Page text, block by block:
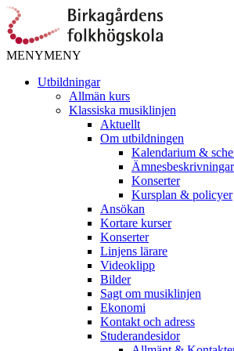
MENYMENY
Utbildningar
Allmän kurs
Klassiska musiklinjen
Aktuellt
Om utbildningen
Kalendarium &
Ämnesbeskrivningar
Konserter
Kursplan & policyer
Ansökan
Kortare kurser
Konserter
Linjens lärare
Videoklipp
Bilder
Sagt om musiklinjen
Ekonomi
Kontakt och adress
Studerandesidor